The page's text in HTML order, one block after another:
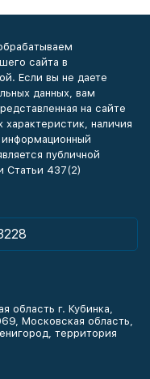
сайта в
Если вы не даете
данных, вам
на сайте
наличия
публичной
Статьи 437(2)
область г. Кубинка,
Московская область,
территория